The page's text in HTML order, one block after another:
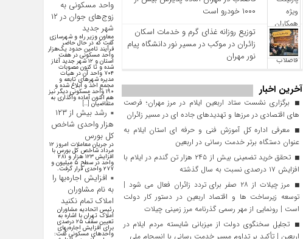
۱۰۰۰ خودرو است
توزیع روزانه غذای گرم و خدمات اسکان
زائران در موکب در مسیر نور دانشگاه پیام
نور مهران
آخرین اخبار
برگزاری نشست ستاد اربعین ایلام در مرز مهران؛ فرصت‌
های اقتصادی در مرزها و تهدیدهای جاده‌ ای در مسیر زائران
معرفی اداره کل آموزش فنی و حرفه‌ ای استان ایلام به‌
عنوان دستگاه برتر خدمت‌ رسانی در اربعین
تحقق خرید تضمینی بیش از ۲۴۵ هزار تن گندم در ایلام با
افزایش ۱۷ درصدی نسبت به سال گذشته
مرز چیلات از ۲۸ صفر برای تردد زائران فعال می‌ شود |
توسعه زیرساخت‌ ها و اقتصاد اربعین در دستور کار دولت
است | رونمایی از مهر رسمی گذرنامه مرز زمینی چیلات
تجلیل سخنگوی دولت از میزبانی شایسته مردم ایلام در
اربعین | تأکید بر تداوم مسیر خدمت‌ رسانی با انسجام ملی
واحد مسکونی به
زوج‌های جوان در ۱۲
شهر جدید
معاون وزیر راه و شهرسازی
گفت که در حال حاضر
فرآیند تامین حدود یک‌هزار
واحد مسکونی در هفت
استان و ۱۲ شهر جدید آغاز
شده و تا کنون مصوبات
۷۰۴ واحد آن در هیات
مدیره شهرهای تابعه و
مجمع اخذ و ابلاغ شده و
۱۹۰ واحد مسکونی دیگر نیز
هم اکنون آماده واگذاری به
متقاضیان […]
رشد بیش از ۱۲۳
هزار واحدی شاخص
کل بورس
در جریان معاملات امروز ۱۲
مرداد شاخص کل بورس با
افزایش ۱۲۳ هزار و ۲۸۱
واحد در سطح ۵ میلیون و
۲۷۷ واحدی قرار گرفت.
افزایش اجاره‌بها را
به نام مشاوران
املاک تمام نکنید
رئیس اتحادیه مشاوران
املاک تهران با اشاره به
تعیین سقف ۲۵ درصدی
برای افزایش اجاره‌بهای
واحد‌های مسکونی گفت: